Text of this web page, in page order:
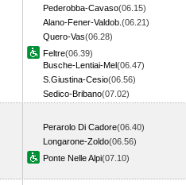
Pederobba-Cavaso(06.15)
Alano-Fener-Valdob. (06.21)
Quero-Vas(06.28)
Feltre(06.39)
Busche-Lentiai-Mel(06.47)
S.Giustina-Cesio(06.56)
Sedico-Bribano(07.02)
Perarolo Di Cadore(06.40)
Longarone-Zoldo(06.56)
Ponte Nelle Alpi(07.10)